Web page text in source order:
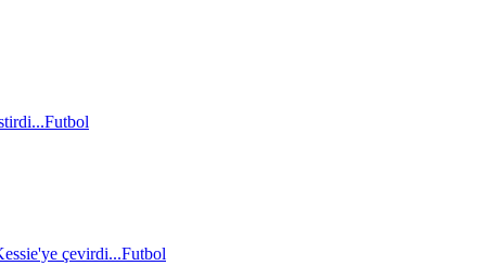
Futbol
çevirdi...Futbol